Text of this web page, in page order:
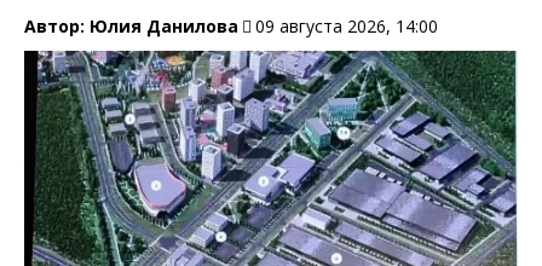
Автор: Юлия Данилова 09 августа 2026, 14:00